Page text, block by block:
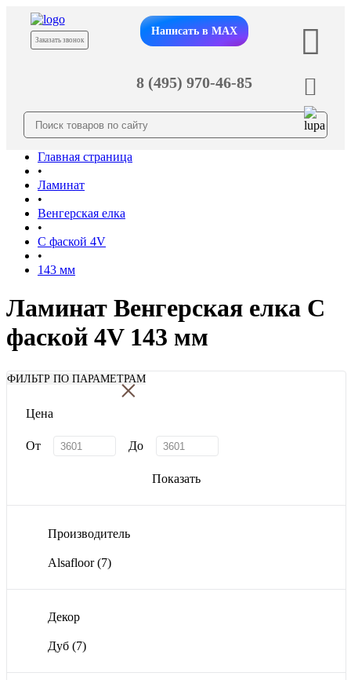
Заказать звонок
Написать в MAX
8 (495) 970-46-85
Главная страница
•
Ламинат
•
Венгерская елка
•
С фаской 4V
•
143 мм
Ламинат Венгерская елка С
фаской 4V 143 мм
ФИЛЬТР ПО ПАРАМЕТРАМ
×
Цена
От До
Показать
Производитель
Alsafloor(7)
Декор
Дуб (7)